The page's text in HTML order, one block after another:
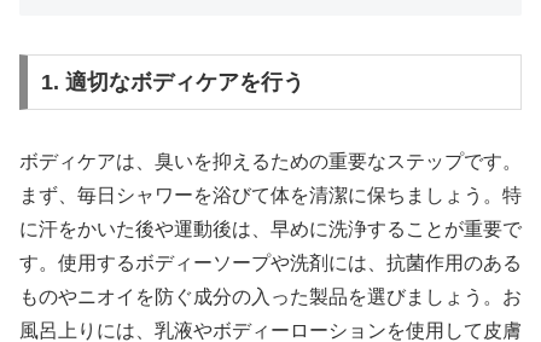
1. 適切なボディケアを行う
ボディケアは、臭いを抑えるための重要なステップです。
まず、毎日シャワーを浴びて体を清潔に保ちましょう。特
に汗をかいた後や運動後は、早めに洗浄することが重要で
す。使用するボディーソープや洗剤には、抗菌作用のある
ものやニオイを防ぐ成分の入った製品を選びましょう。お
風呂上りには、乳液やボディーローションを使用して皮膚